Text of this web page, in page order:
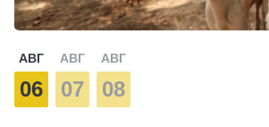
АВГ
06
АВГ
07
АВГ
08